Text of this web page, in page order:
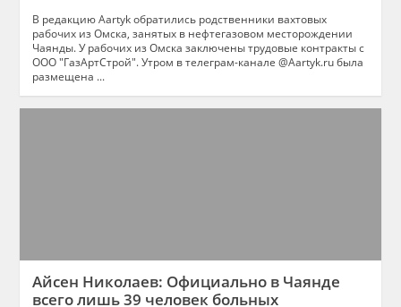
В редакцию Aartyk обратились родственники вахтовых
рабочих из Омска, занятых в нефтегазовом месторождении
Чаянды. У рабочих из Омска заключены трудовые контракты с
ООО "ГазАртСтрой". Утром в телеграм-канале @Aartyk.ru была
размещена ...
Айсен Николаев: Официально в Чаянде
всего лишь 39 человек больных